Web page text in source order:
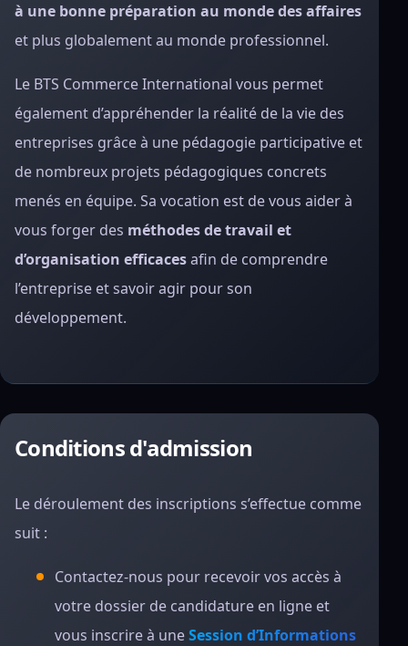
à une bonne préparation au monde des affaires
et plus globalement au monde professionnel.
Le BTS Commerce International vous permet
également d’appréhender la réalité de la vie des
entreprises grâce à une pédagogie participative et
de nombreux projets pédagogiques concrets
menés en équipe. Sa vocation est de vous aider à
vous forger des méthodes de travail et
d’organisation efficacesafin de comprendre
l’entreprise et savoir agir pour son
développement.
Conditions d'admission
Le déroulement des inscriptions s’effectue comme
suit :
Contactez-nous pour recevoir vos accès à
votre dossier de candidature en ligne et
vous inscrire à uneSession d’Informations